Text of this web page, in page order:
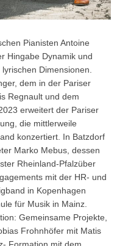
Pianisten Antoine
Hingabe Dynamik und
Dimensionen.
dem in der Pariser
Regnault und dem
erweitert der Pariser
die mittlerweile
konzertiert. In Batzdorf
Marko Mebus, dessen
Rheinland-Pfalzüber
mit der HR- und
in Kopenhagen
für Musik in Mainz.
Gemeinsame Projekte,
Frohnhöfer mit Matis